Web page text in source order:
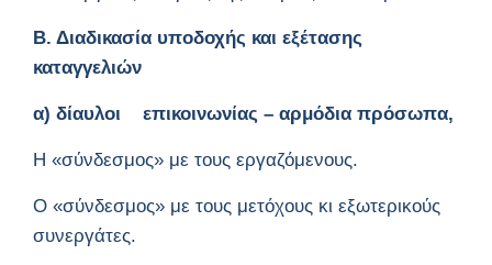
Β. Διαδικασία υποδοχής και εξέτασης
καταγγελιών
α) δίαυλοι επικοινωνίας – αρμόδια πρόσωπα,
Η «σύνδεσμος» με τους εργαζόμενους.
Ο «σύνδεσμος» με τους μετόχους κι εξωτερικούς
συνεργάτες.